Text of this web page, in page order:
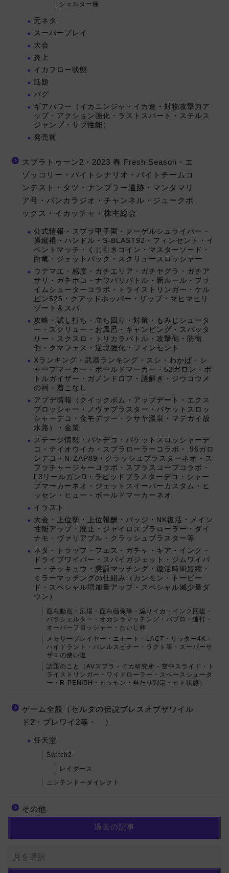
シェルター種
元ネタ
スーパープレイ
大会
炎上
イカフロー状態
話題
バグ
ギアパワー（イカニンジャ・イカ速・対物攻撃力ア
ップ・アクション強化・ラストスパート・ステルス
ジャンプ・サブ性能）
発売前
スプラトゥーン2・2023 春 Fresh Season・エ
ゾッコリー・バイトシナリオ・バイトチームコ
ンテスト・タツ・ナンプラー遺跡・マンタマリ
ア号・バンカラジオ・チャンネル・ジュークボ
ックス・イカッチャ・株主総会
公式情報・スプラ甲子園・クーゲルシュライバー・
操縦棍・ハンドル・S-BLAST92・フィンセント・イ
ベントマッチ・くじ引きコイン・マスターソード・
白竜・ジェットパック・スクリュースロッシャー
ウデマエ・感度・ガチエリア・ガチヤグラ・ガチア
サリ・ガチホコ・ナワバリバトル・新ルール・プラ
イムシューターコラボ・トライストリンガー・ケル
ビン525・クアッドホッパー・ザップ・マヒマヒリ
ゾート＆スパ
攻略・試し打ち・立ち回り・対策・もみじシュータ
ー・スクリュー・お風呂・キャンピング・スパッタ
リー・スクスロ・トリカラバトル・攻撃側・防衛
側・クマフェス・逆境強化・フィンセント
Xランキング・武器ランキング・スシ・わかば・シ
ャープマーカー・ボールドマーカー・52ガロン・ボ
トルガイザー・ガノンドロフ・謎解き・ジウコウメ
の祠・着こなし
アプデ情報（クイックボム・アップデート・エクス
プロッシャー・ノヴァブラスター・バケットスロッ
シャーデコ・金モデラー・クサヤ温泉・マテガイ放
水路）・金策
ステージ情報・バケデコ・バケットスロッシャーデ
コ・テイオウイカ・スプラローラーコラボ・.96ガロ
ンデコ・N-ZAP89・クラッシュブラスターネオ・ス
プラチャージャーコラボ・スプラスコープコラボ・
L3リールガンD・ラピッドブラスターデコ・シャー
プマーカーネオ・ジェットスイーパーカスタム・ヒ
ッセン・ヒュー・ボールドマーカーネオ
イラスト
大会・上位勢・上位報酬・バッジ・NK復活・メイン
性能アップ・廃止・ジャイロスプラローラー・ダイ
ナモ・ヴァリアブル・クラッシュブラスター等
ネタ・トラップ・フェス・ガチャ・ギア・インク・
ドライブワイパー・スパイガジェット・ジムワイパ
ー・テッキュウ・懲罰マッチング・復活時間短縮・
ミラーマッチングの仕組み（カンモン・トーピー
ド・スペシャル増加量アップ・スペシャル減少量ダ
ウン）
面白動画・広場・面白画像等・煽りイカ・インク回復・
パラシェルター・オカシラマッチング・パブロ・連打・
オーバーフロッシャー・たいじ杯
メモリープレイヤー・エモート・LACT・リッター4K・
ハイドラント・バレルスピナー・ラクト等・スーパーサ
ザエの使い道
話題のこと（AVスプラ・イカ研究所・空中スライド・ト
ライストリンガー・ワイドローラー・スペースシュータ
ー・R-PEN/5H・ヒッセン・当たり判定・ヒト状態）
ゲーム全般（ゼルダの伝説ブレスオブザワイル
ド2・ブレワイ2等・ ）
任天堂
Switch2
レイダース
ニンテンドーダイレクト
その他
過去の記事